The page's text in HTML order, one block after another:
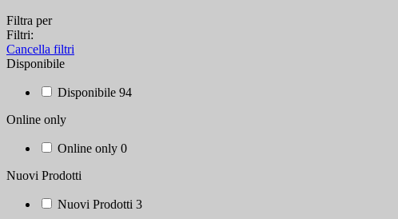
Filtra per
Filtri:
Cancella filtri
Disponibile
Disponibile 94
Online only
Online only 0
Nuovi Prodotti
Nuovi Prodotti 3